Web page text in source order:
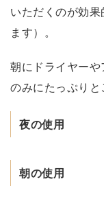
いただくのが効
ます）。
朝にドライヤー
のみにたっぷり
夜の使用
朝の使用